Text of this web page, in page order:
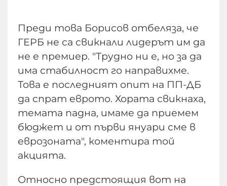
Преди това Борисов отбеляза, че
ГЕРБ не са свикнали лидерът им да
не е премиер. "Трудно ни е, но за да
има стабилност го направихме.
Това е последният опит на ПП-ДБ
да спрат еврото. Хората свикнаха,
темата падна, имаме да приемем
бюджет и от първи януари сме в
еврозоната", коментира той
акцията.
Относно предстоящия вот на